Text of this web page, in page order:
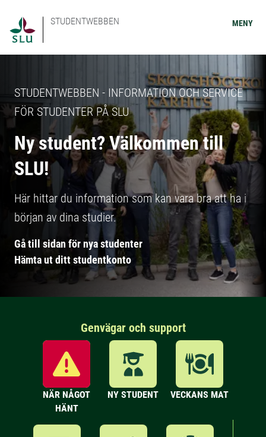
STUDENTWEBBEN MENY
STUDENTWEBBEN - INFORMATION OCH SERVICE
FÖR STUDENTER PÅ SLU
Ny student? Välkommen till
SLU!
Här hittar du information som kan vara bra att ha i
början av dina studier.
Gå till sidan för nya studenter
Hämta ut ditt studentkonto
Genvägar och support
NÄR NÅGOT
HÄNT
NY STUDENT VECKANS MAT